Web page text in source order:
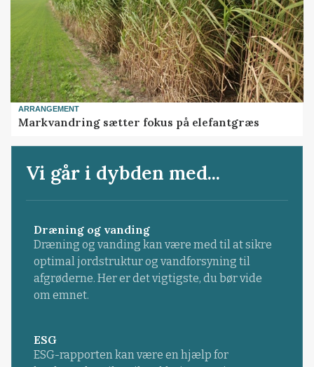
ARRANGEMENT
Markvandring sætter fokus på elefantgræs
Vi går i dybden med...
Dræning og vanding
Dræning og vanding kan være med til at sikre
optimal jordstruktur og vandforsyning til
afgrøderne. Her er det vigtigste, du bør vide
om emnet.
ESG
ESG-rapporten kan være en hjælp for